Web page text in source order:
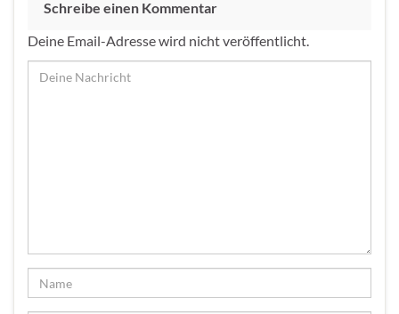
Schreibe einen Kommentar
Deine Email-Adresse wird nicht veröffentlicht.